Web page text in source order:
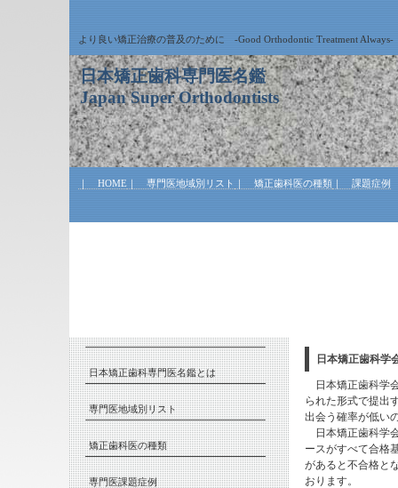
より良い矯正治療の普及のために -Good Orthodontic Treatment Always-
日本矯正歯科専門医名鑑
Japan Super Orthodontists
｜ HOME｜ 専門医地域別リスト ｜ 矯正歯科医の種類｜ 課題症例
日本矯正歯科学
日本矯正歯科学
られた形式で提出
出会う確率が低い
日本矯正歯科学
ースがすべて合格
があると不合格と
おります。
日本矯正歯科専門医名鑑とは
専門医地域別リスト
矯正歯科医の種類
専門医課題症例